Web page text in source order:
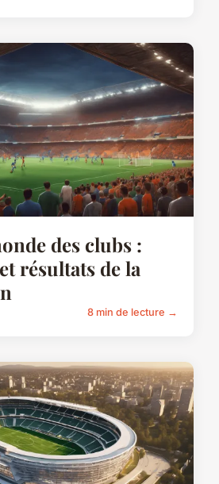
des clubs :
résultats de la
8 min de lecture →